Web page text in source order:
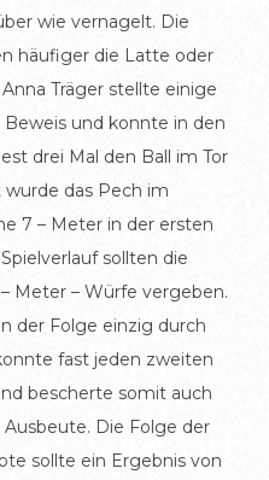
wie vernagelt. Die
häufiger die Latte oder
Träger stellte einige
und konnte in den
drei Mal den Ball im Tor
das Pech im
7 – Meter in der ersten
sollten die
Meter – Würfe vergeben.
der Folge einzig durch
fast jeden zweiten
bescherte somit auch
Die Folge der
sollte ein Ergebnis von